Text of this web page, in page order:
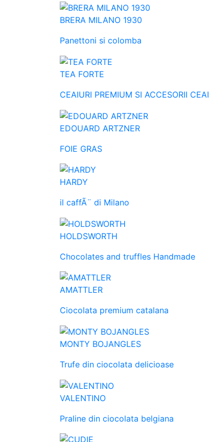
BRERA MILANO 1930
Panettoni si colomba
TEA FORTE
CEAIURI PREMIUM SI ACCESORII CEAI
EDOUARD ARTZNER
FOIE GRAS
HARDY
il caffÃ¨ di Milano
HOLDSWORTH
Chocolates and truffles Handmade
AMATTLER
Ciocolata premium catalana
MONTY BOJANGLES
Trufe din ciocolata delicioase
VALENTINO
Praline din ciocolata belgiana